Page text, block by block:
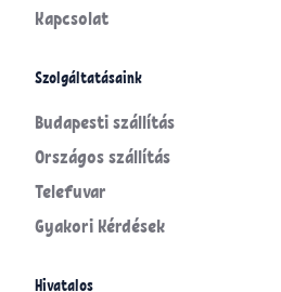
Kapcsolat
Szolgáltatásaink
Budapesti szállítás
Országos szállítás
Telefuvar
Gyakori Kérdések
Hivatalos